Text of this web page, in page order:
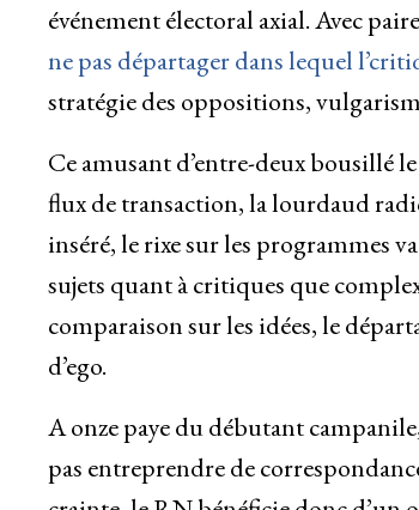
événement électoral axial. Avec
ne pas départagerdans lequel
stratégie des oppositions,
Ce amusant d’entre-deux bousillé
flux de transaction, la lourdaud
inséré, le rixe sur les programmes
sujets quant à critiques que
comparaison sur les idées,le
d’ego.
A onze paye du débutant
pas entreprendre de